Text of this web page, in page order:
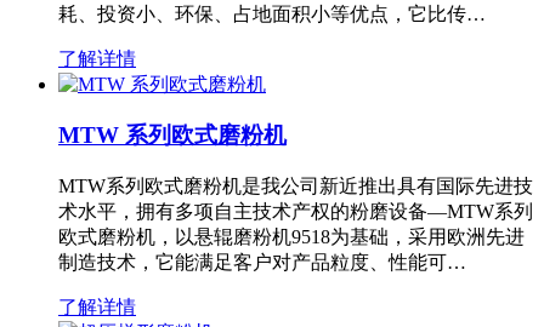
耗、投资小、环保、占地面积小等优点，它比传…
了解详情
MTW 系列欧式磨粉机
MTW系列欧式磨粉机是我公司新近推出具有国际先进技
术水平，拥有多项自主技术产权的粉磨设备—MTW系列
欧式磨粉机，以悬辊磨粉机9518为基础，采用欧洲先进
制造技术，它能满足客户对产品粒度、性能可…
了解详情